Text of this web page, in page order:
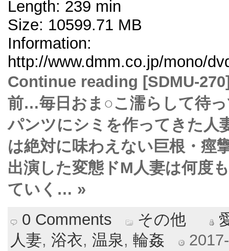
Length: 239 min
Size: 10599.71 MB
Information:
http://www.dmm.co.jp/mono/
Continue reading [SDMU-
前…毎日おま○こ濡らして待
パンツにシミを作ってきた人
は絶対に味わえない巨根・痙
出演した変態ドM人妻は何度
ていく… »
0 Comments
その他
人妻, 浴衣, 温泉, 輪姦